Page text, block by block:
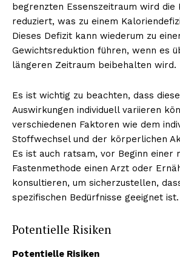
begrenzten Essenszeitraum wird die
reduziert, was zu einem
Dieses Defizit kann wiederum zu
Gewichtsreduktion führen, wenn es
längeren Zeitraum beibehalten wird.
Es ist wichtig zu beachten, dass
Auswirkungen individuell variieren
verschiedenen Faktoren wie dem
Stoffwechsel und der körperlichen
Es ist auch ratsam, vor Beginn einer
Fastenmethode einen Arzt oder
konsultieren, um sicherzustellen,
spezifischen Bedürfnisse geeignet ist.
Potentielle Risiken
Potentielle Risiken